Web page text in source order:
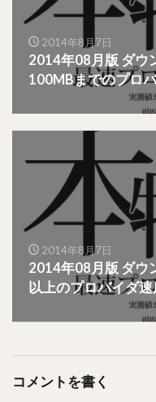
2014年8月7日
2014年08月版 ダウ
100MBまでのプロ
2014年8月7日
2014年08月版 ダウ
以上のプロバイダ
コメントを書く